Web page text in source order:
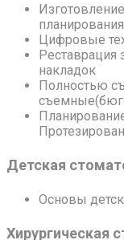
Цифровые
накладок
Полностью
Детская
Основы
Хирургическая